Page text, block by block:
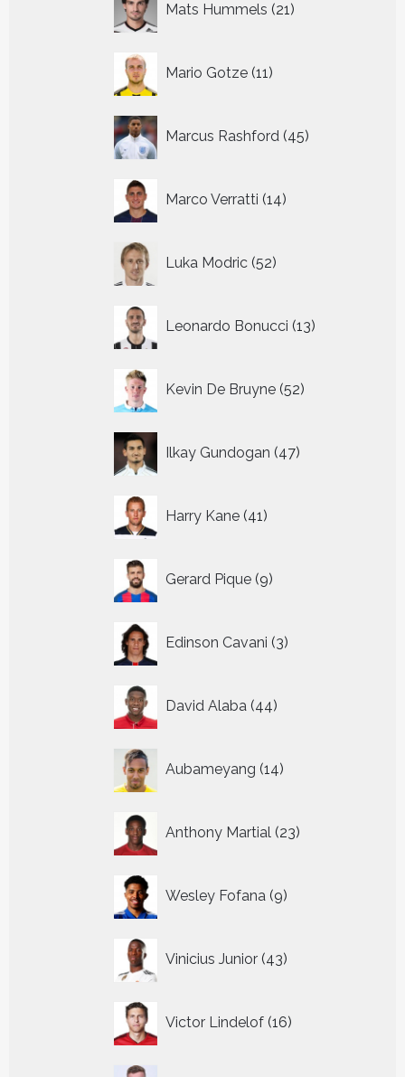
Mats Hummels 21
producten
Mario Gotze 11
producten
Marcus Rashford 45
producten
Marco Verratti 14
producten
Luka Modric 52
producten
Leonardo Bonucci 13
producten
Kevin De Bruyne 52
producten
Ilkay Gundogan 47
producten
Harry Kane 41
producten
Gerard Pique 9
producten
Edinson Cavani 3
producten
David Alaba 44
producten
Aubameyang 14
producten
Anthony Martial 23
producten
Wesley Fofana 9
producten
Vinicius Junior 43
producten
Victor Lindelof 16
producten